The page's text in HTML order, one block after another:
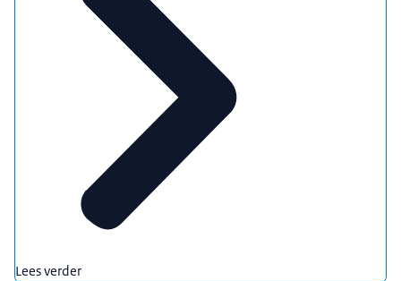
Lees verder